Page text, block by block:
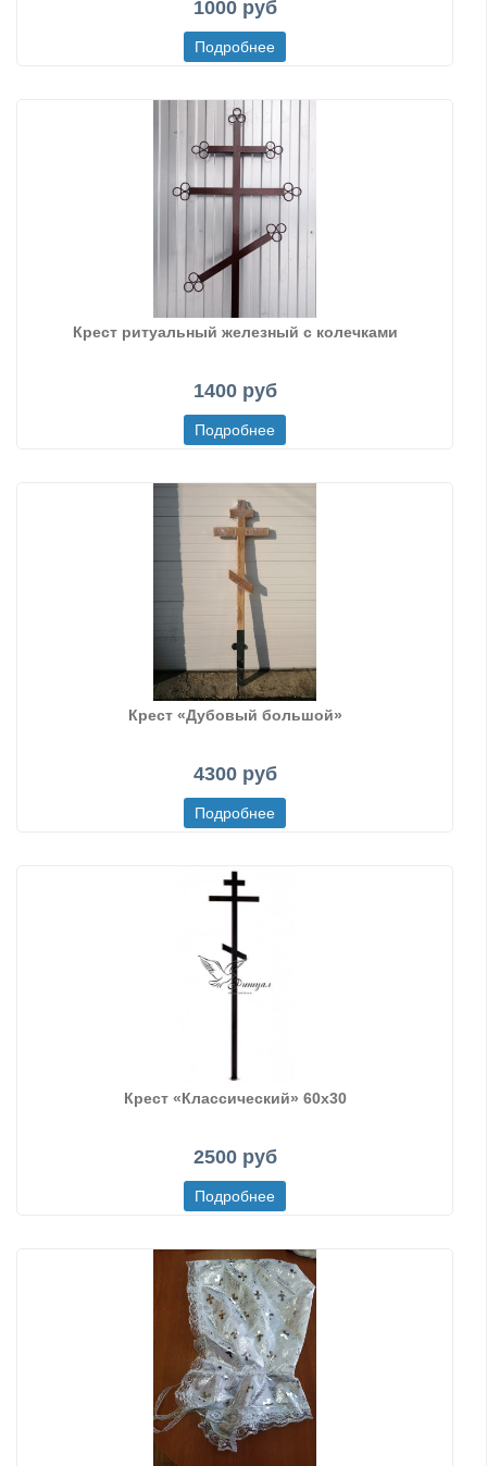
1000 руб
Крест ритуальный железный с колечками
1400 руб
Крест «Дубовый большой»
4300 руб
Крест «Классический» 60х30
2500 руб